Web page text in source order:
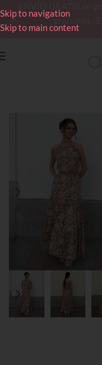
Skip to navigation
Skip to main content
gratuitas -